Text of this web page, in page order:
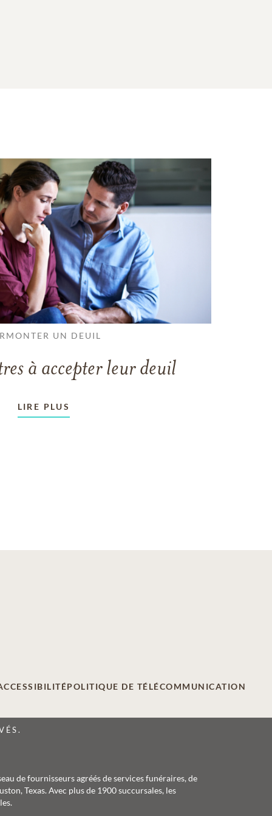
UN DEUIL
à accepter leur deuil
LIRE PLUS
POLITIQUE DE TÉLÉCOMMUNICATION
de fournisseurs agréés de services funéraires, de
Texas. Avec plus de 1900 succursales, les